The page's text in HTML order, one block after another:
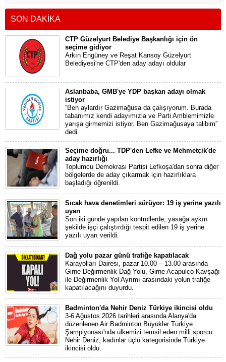
SON DAKİKA
CTP Güzelyurt Belediye Başkanlığı için ön
seçime gidiyor
Arkın Engüney ve Reşat Kansoy Güzelyurt
Belediyesi'ne CTP'den aday adayı oldular
Aslanbaba, GMB'ye YDP başkan adayı olmak
istiyor
“Ben aylardır Gazimağusa da çalışıyorum. Burada
tabanımız kendi adayımızla ve Parti Amblemimizle
yarışa girmemizi istiyor. Ben Gazimağusaya talibim”
dedi.
Seçime doğru... TDP'den Lefke ve Mehmetçik'de
aday hazırlığı
Toplumcu Demokrasi Partisi Lefkoşa'dan sonra diğer
bölgelerde de aday çıkarmak için hazırlıklara
başladığı öğrenildi.
Sıcak hava denetimleri sürüyor: 19 iş yerine yazılı
uyarı
Son iki günde yapılan kontrollerde, yasağa aykırı
şekilde işçi çalıştırdığı tespit edilen 19 iş yerine
yazılı uyarı verildi.
Dağ yolu pazar günü trafiğe kapatılacak
Karayolları Dairesi, pazar 10.00 – 13.00 arasında
Girne Değirmenlik Dağ Yolu, Girne Acapulco Kavşağı
ile Değirmenlik Yol Ayrımı arasındaki yolun trafiğe
kapatılacağını duyurdu.
Badminton'da Nehir Deniz Türkiye ikincisi oldu
3-6 Ağustos 2026 tarihleri arasında Alanya'da
düzenlenen Air Badminton Büyükler Türkiye
Şampiyonası'nda ülkemizi temsil eden milli sporcu
Nehir Deniz, kadınlar üçlü kategorisinde Türkiye
ikincisi oldu.